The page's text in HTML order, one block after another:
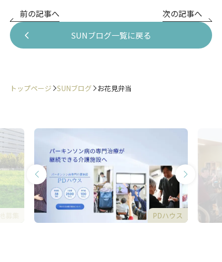
前の記事へ
SUNブログ一覧に戻る
次の記事へ
トップページ SUNブログ お花見弁当
PDハウス